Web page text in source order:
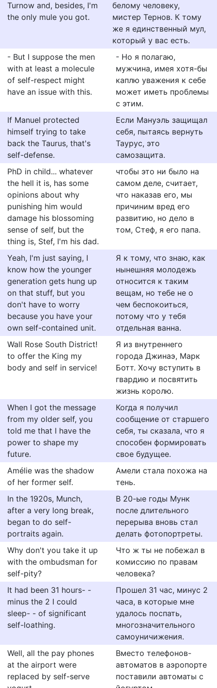
Turnow and, besides, I'm
the only mule you got.
белому человеку,
мистер Тернов. К тому
же я единственный мул,
который у вас есть.
- But I suppose the men
with at least a molecule
of self-respect might
have an issue with this.
- Но я полагаю,
мужчина, имея хотя-бы
каплю уважения к себе
может иметь проблемы
с этим.
If Manuel protected
himself trying to take
back the Taurus, that's
self-defense.
Если Мануэль защищал
себя, пытаясь вернуть
Таурус, это
самозащита.
PhD in child... whatever
the hell it is, has some
opinions about why
punishing him would
damage his blossoming
sense of self, but the
thing is, Stef, I'm his dad.
чтобы это ни было на
самом деле, считает,
что наказав его, мы
причиним вред его
развитию, но дело в
том, Стеф, я его папа.
Yeah, I'm just saying, I
know how the younger
generation gets hung up
on that stuff, but you
don't have to worry
because you have your
own self-contained unit.
Я к тому, что знаю, как
нынешняя молодежь
относится к таким
вещам, но тебе не о
чем беспокоиться,
потому что у тебя
отдельная ванна.
Wall Rose South District!
to offer the King my
body and self in service!
Я из внутреннего
города Джинаэ, Марк
Ботт. Хочу вступить в
гвардию и посвятить
жизнь королю.
When I got the message
from my older self, you
told me that I have the
power to shape my
future.
Когда я получил
сообщение от старшего
себя, ты сказала, что я
способен формировать
свое будущее.
Amélie was the shadow
of her former self.
Амели стала похожа на
тень.
In the 1920s, Munch,
after a very long break,
began to do self-
portraits again.
В 20-ые годы Мунк
после длительного
перерыва вновь стал
делать фотопортреты.
Why don't you take it up
with the ombudsman for
self-pity?
Что ж ты не побежал в
комиссию по правам
человека?
It had been 31 hours- -
minus the 2 I could
sleep- - of significant
self-loathing.
Прошел 31 час, минус 2
часа, в которые мне
удалось поспать,
многозначительного
самоуничижения.
Well, all the pay phones
at the airport were
replaced by self-serve
Вместо телефонов-
автоматов в аэропорте
поставили автоматы с